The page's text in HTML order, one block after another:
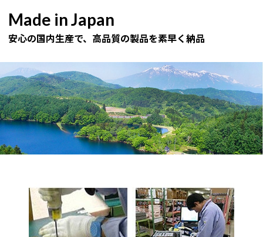
Made in Japan
安心の国内生産で、高品質の製品を素早く納品